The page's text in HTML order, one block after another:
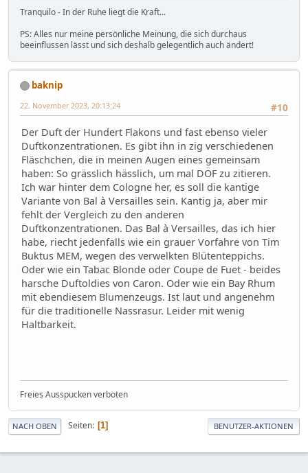
Tranquilo - In der Ruhe liegt die Kraft...
PS: Alles nur meine persönliche Meinung, die sich durchaus
beeinflussen lässt und sich deshalb gelegentlich auch ändert!
baknip
#10
22. November 2023, 20:13:24
Der Duft der Hundert Flakons und fast ebenso vieler
Duftkonzentrationen. Es gibt ihn in zig verschiedenen
Fläschchen, die in meinen Augen eines gemeinsam
haben: So grässlich hässlich, um mal DÖF zu zitieren.
Ich war hinter dem Cologne her, es soll die kantige
Variante von Bal à Versailles sein. Kantig ja, aber mir
fehlt der Vergleich zu den anderen
Duftkonzentrationen. Das Bal à Versailles, das ich hier
habe, riecht jedenfalls wie ein grauer Vorfahre von Tim
Buktus MEM, wegen des verwelkten Blütenteppichs.
Oder wie ein Tabac Blonde oder Coupe de Fuet - beides
harsche Duftoldies von Caron. Oder wie ein Bay Rhum
mit ebendiesem Blumenzeugs. Ist laut und angenehm
für die traditionelle Nassrasur. Leider mit wenig
Haltbarkeit.
Freies Ausspucken verboten
NACH OBEN Seiten 1 BENUTZER-AKTIONEN